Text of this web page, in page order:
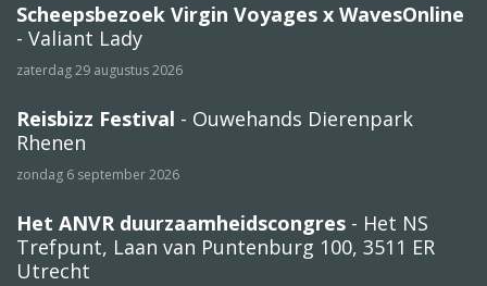
Scheepsbezoek Virgin Voyages x WavesOnline
- Valiant Lady
zaterdag 29 augustus 2026
Reisbizz Festival - Ouwehands Dierenpark
Rhenen
zondag 6 september 2026
Het ANVR duurzaamheidscongres - Het NS
Trefpunt, Laan van Puntenburg 100, 3511 ER
Utrecht